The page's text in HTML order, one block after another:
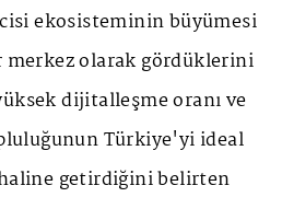
ekosisteminin büyümesi
merkez olarak gördüklerini
dijitalleşme oranı ve
Türkiye'yi ideal
getirdiğini belirten